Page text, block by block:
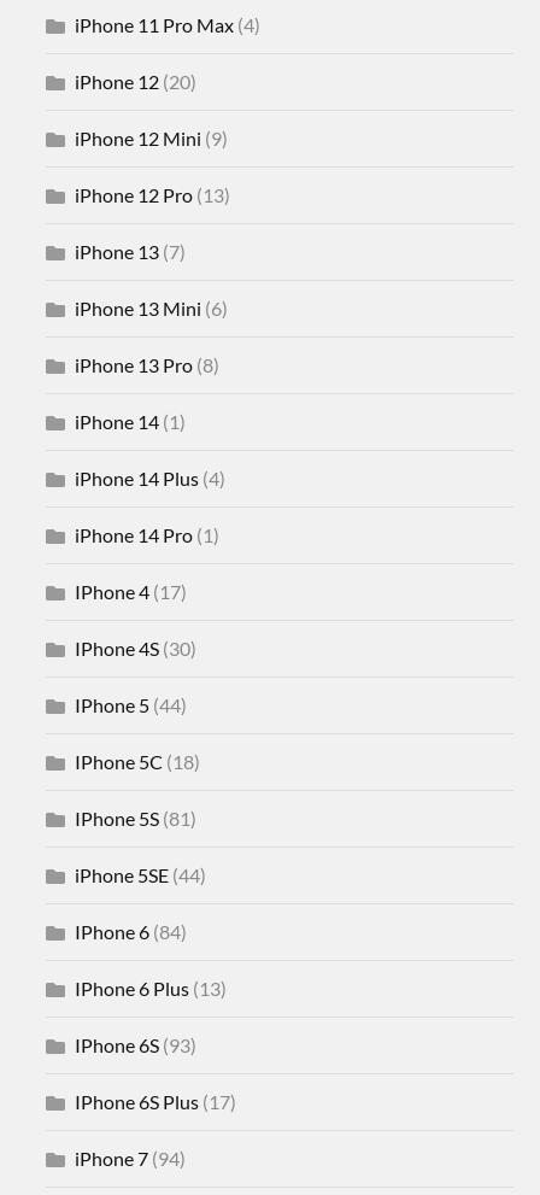
iPhone 11 Pro Max (4)
iPhone 12 (20)
iPhone 12 Mini (9)
iPhone 12 Pro (13)
iPhone 13 (7)
iPhone 13 Mini (6)
iPhone 13 Pro (8)
iPhone 14 (1)
iPhone 14 Plus (4)
iPhone 14 Pro (1)
IPhone 4 (17)
IPhone 4S (30)
IPhone 5 (44)
IPhone 5C (18)
IPhone 5S (81)
iPhone 5SE (44)
IPhone 6 (84)
IPhone 6 Plus (13)
IPhone 6S (93)
IPhone 6S Plus (17)
iPhone 7 (94)